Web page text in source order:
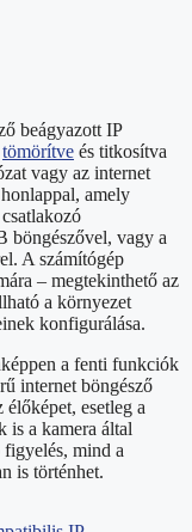
beágyazott IP
tömörítve és titkosítva
vagy az internet
amely
böngészővel, vagy a
A számítógép
– megtekinthető az
a környezet
konfigurálása.
a fenti funkciók
internet böngésző
esetleg a
is a kamera által
mind a
is történhet.